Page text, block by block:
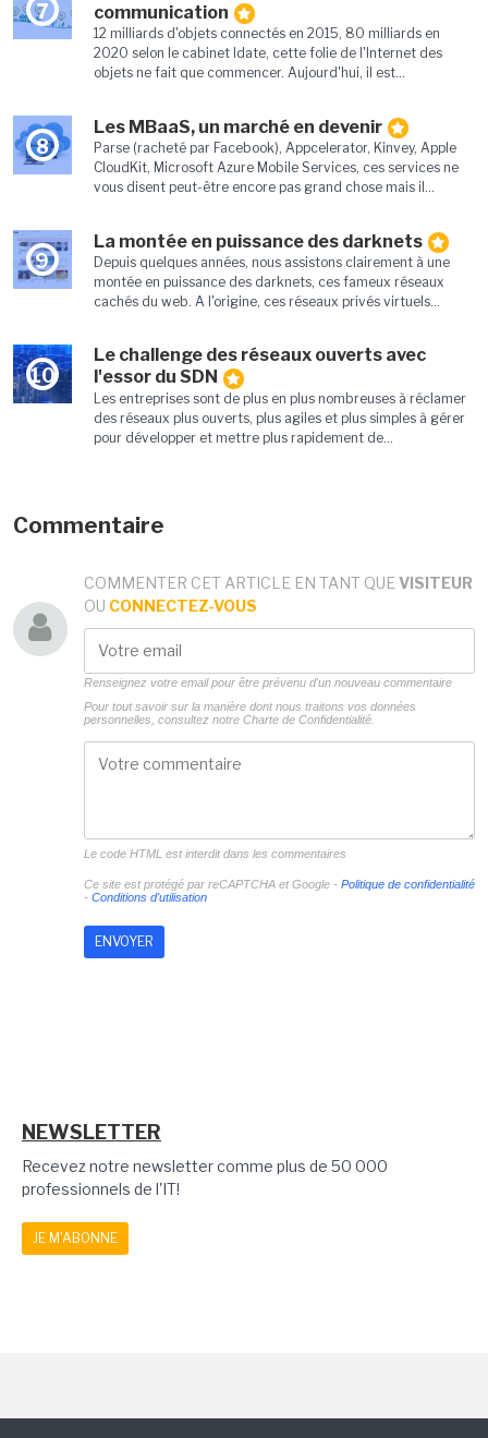
7
communication
12 milliards d'objets connectés en 2015, 80 milliards en
2020 selon le cabinet Idate, cette folie de l'Internet des
objets ne fait que commencer. Aujourd'hui, il est...
8
Les MBaaS, un marché en devenir
Parse (racheté par Facebook), Appcelerator, Kinvey, Apple
CloudKit, Microsoft Azure Mobile Services, ces services ne
vous disent peut-être encore pas grand chose mais il...
9
La montée en puissance des darknets
Depuis quelques années, nous assistons clairement à une
montée en puissance des darknets, ces fameux réseaux
cachés du web. A l'origine, ces réseaux privés virtuels...
10
Le challenge des réseaux ouverts avec
l'essor du SDN
Les entreprises sont de plus en plus nombreuses à réclamer
des réseaux plus ouverts, plus agiles et plus simples à gérer
pour développer et mettre plus rapidement de...
Commentaire
COMMENTER CET ARTICLE EN TANT QUE VISITEUR
OU CONNECTEZ-VOUS
Renseignez votre email pour être prévenu d'un nouveau commentaire
Pour tout savoir sur la manière dont nous traitons vos données
personnelles, consultez notre Charte de Confidentialité.
Le code HTML est interdit dans les commentaires
Ce site est protégé par reCAPTCHA et Google - Politique de confidentialité
- Conditions d'utilisation
NEWSLETTER
Recevez notre newsletter comme plus de 50 000
professionnels de l'IT!
JE M'ABONNE